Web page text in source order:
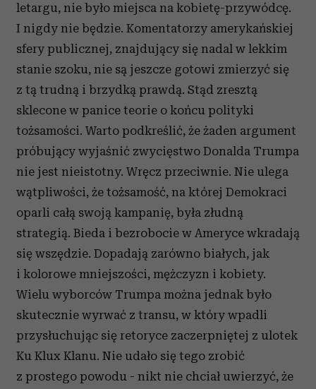
letargu, nie było miejsca na kobietę-przywódcę.
I nigdy nie będzie. Komentatorzy amerykańskiej
sfery publicznej, znajdujący się nadal w lekkim
stanie szoku, nie są jeszcze gotowi zmierzyć się
z tą trudną i brzydką prawdą. Stąd zresztą
sklecone w panice teorie o końcu polityki
tożsamości. Warto podkreślić, że żaden argument
próbujący wyjaśnić zwycięstwo Donalda Trumpa
nie jest nieistotny. Wręcz przeciwnie. Nie ulega
wątpliwości, że tożsamość, na której Demokraci
oparli całą swoją kampanię, była złudną
strategią. Bieda i bezrobocie w Ameryce wkradają
się wszędzie. Dopadają zarówno białych, jak
i kolorowe mniejszości, mężczyzn i kobiety.
Wielu wyborców Trumpa można jednak było
skutecznie wyrwać z transu, w który wpadli
przysłuchując się retoryce zaczerpniętej z ulotek
Ku Klux Klanu. Nie udało się tego zrobić
z prostego powodu - nikt nie chciał uwierzyć, że